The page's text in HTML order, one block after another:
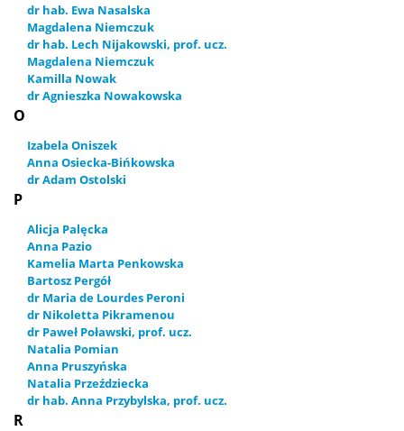
dr hab. Ewa Nasalska
Magdalena Niemczuk
dr hab. Lech Nijakowski, prof. ucz.
Magdalena Niemczuk
Kamilla Nowak
dr Agnieszka Nowakowska
O
Izabela Oniszek
Anna Osiecka-Bińkowska
dr Adam Ostolski
P
Alicja Palęcka
Anna Pazio
Kamelia Marta Penkowska
Bartosz Pergół
dr Maria de Lourdes Peroni
dr Nikoletta Pikramenou
dr Paweł Poławski, prof. ucz.
Natalia Pomian
Anna Pruszyńska
Natalia Przeździecka
dr hab. Anna Przybylska, prof. ucz.
R